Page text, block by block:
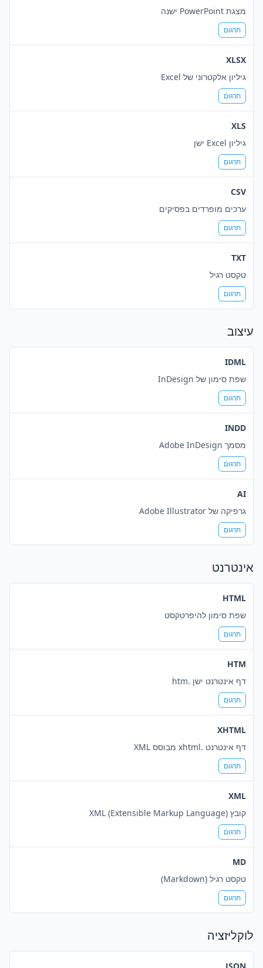
מצגת PowerPoint ישנה
תרגום
XLSX
גיליון אלקטרוני של Excel
תרגום
XLS
גיליון Excel ישן
תרגום
CSV
ערכים מופרדים בפסיקים
תרגום
TXT
טקסט רגיל
תרגום
עיצוב
IDML
שפת סימון של InDesign
תרגום
INDD
מסמך Adobe InDesign
תרגום
AI
גרפיקה של Adobe Illustrator
תרגום
אינטרנט
HTML
שפת סימון להיפרטקסט
תרגום
HTM
דף אינטרנט ישן .htm
תרגום
XHTML
דף אינטרנט .xhtml מבוסס XML
תרגום
XML
קובץ XML (Extensible Markup Language)
תרגום
MD
טקסט רגיל (Markdown)
תרגום
לוקליזציה